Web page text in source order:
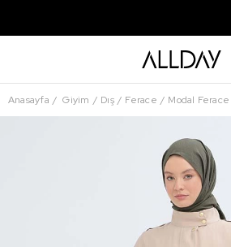
Anasayfa Giyim Dış Ferace Modal Ferace